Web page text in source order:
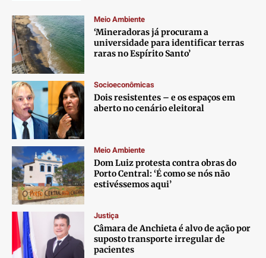
Meio Ambiente
‘Mineradoras já procuram a
universidade para identificar terras
raras no Espírito Santo’
Socioeconômicas
Dois resistentes – e os espaços em
aberto no cenário eleitoral
Meio Ambiente
Dom Luiz protesta contra obras do
Porto Central: ‘É como se nós não
estivéssemos aqui’
Justiça
Câmara de Anchieta é alvo de ação por
suposto transporte irregular de
pacientes